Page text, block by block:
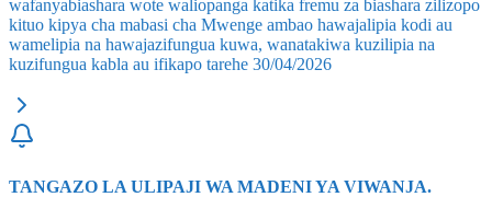
wafanyabiashara wote waliopanga katika fremu za biashara zilizopo
kituo kipya cha mabasi cha Mwenge ambao hawajalipia kodi au
wamelipia na hawajazifungua kuwa, wanatakiwa kuzilipia na
kuzifungua kabla au ifikapo tarehe 30/04/2026
TANGAZO LA ULIPAJI WA MADENI YA VIWANJA.